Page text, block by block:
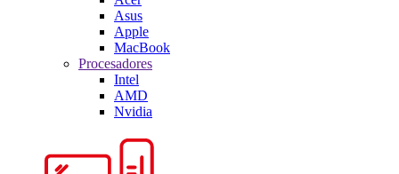
Asus
Apple
MacBook
Procesadores
Intel
AMD
Nvidia